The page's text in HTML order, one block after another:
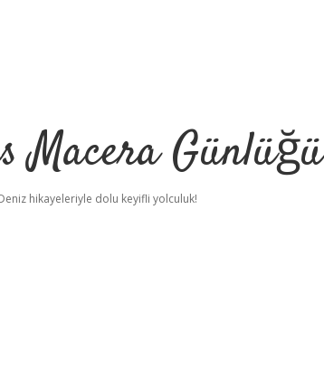
Macera Günlüğü
hikayeleriyle dolu keyifli yolculuk!